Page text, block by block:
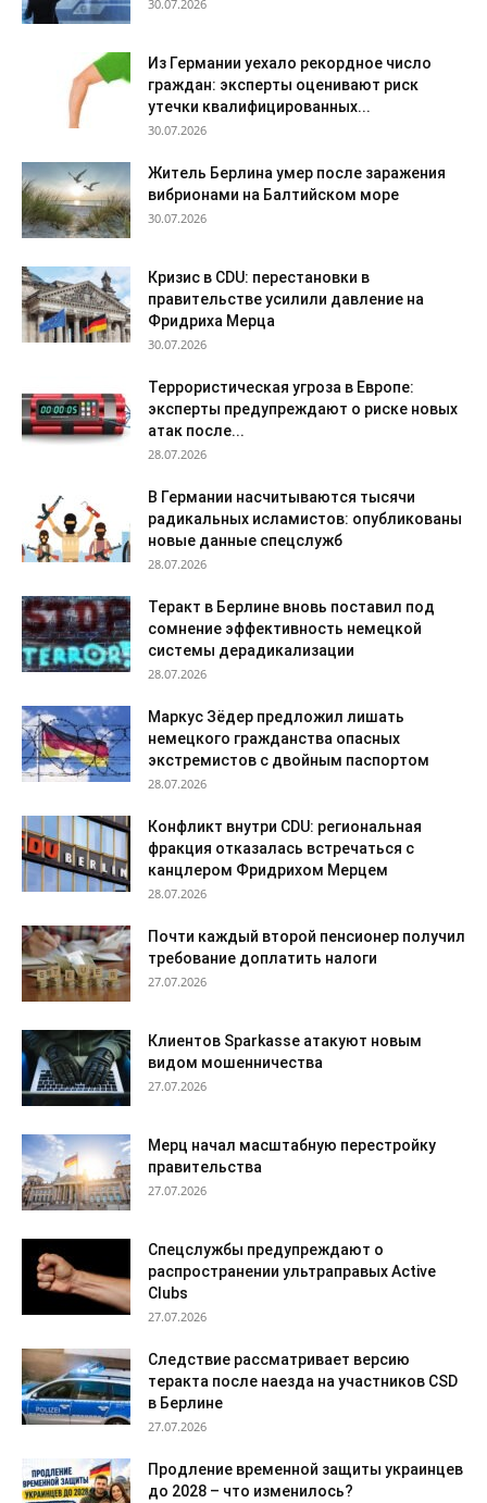
30.07.2026
Из Германии уехало рекордное число
граждан: эксперты оценивают риск
утечки квалифицированных...
30.07.2026
Житель Берлина умер после заражения
вибрионами на Балтийском море
30.07.2026
Кризис в CDU: перестановки в
правительстве усилили давление на
Фридриха Мерца
30.07.2026
Террористическая угроза в Европе:
эксперты предупреждают о риске новых
атак после...
28.07.2026
В Германии насчитываются тысячи
радикальных исламистов: опубликованы
новые данные спецслужб
28.07.2026
Теракт в Берлине вновь поставил под
сомнение эффективность немецкой
системы дерадикализации
28.07.2026
Маркус Зёдер предложил лишать
немецкого гражданства опасных
экстремистов с двойным паспортом
28.07.2026
Конфликт внутри CDU: региональная
фракция отказалась встречаться с
канцлером Фридрихом Мерцем
28.07.2026
Почти каждый второй пенсионер получил
требование доплатить налоги
27.07.2026
Клиентов Sparkasse атакуют новым
видом мошенничества
27.07.2026
Мерц начал масштабную перестройку
правительства
27.07.2026
Спецслужбы предупреждают о
распространении ультраправых Active
Clubs
27.07.2026
Следствие рассматривает версию
теракта после наезда на участников CSD
в Берлине
27.07.2026
Продление временной защиты украинцев
до 2028 – что изменилось?